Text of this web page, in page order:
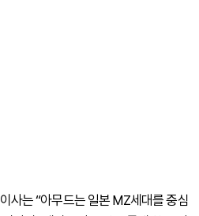
사는 “아무드는 일본 MZ세대를 중심